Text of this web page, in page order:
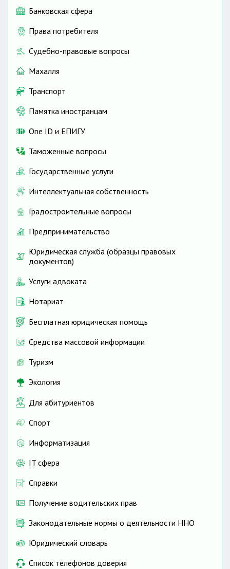
Банковская сфера
Права потребителя
Судебно-правовые вопросы
Махалля
Транспорт
Памятка иностранцам
One ID и ЕПИГУ
Таможенные вопросы
Государственные услуги
Интеллектуальная собственность
Градостроительные вопросы
Предпринимательство
Юридическая служба (образцы правовых
документов)
Услуги адвоката
Нотариат
Бесплатная юридическая помощь
Средства массовой информации
Туризм
Экология
Для абитуриентов
Спорт
Информатизация
IT сфера
Справки
Получение водительских прав
Законодательные нормы о деятельности ННО
Юридический словарь
Список телефонов доверия